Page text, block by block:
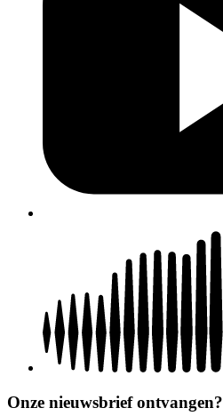
Onze nieuwsbrief ontvangen?